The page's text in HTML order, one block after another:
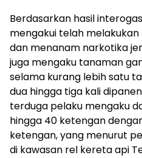
Berdasarkan hasil
mengakui telah
dan menanam narkotika
juga mengaku tanaman
selama kurang lebih satu
dua hingga tiga kali
terduga pelaku mengaku
hingga 40 ketengan
ketengan, yang menurut
di kawasan rel kereta api